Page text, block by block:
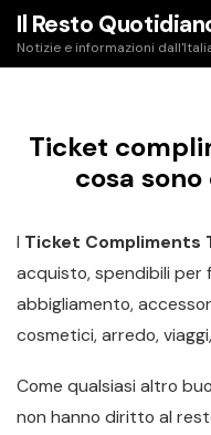
Skip
content
Il Resto
Notizie e informazioni
Ticket
cosa
I Ticket Compliments
acquisto, spendibili per
abbigliamento,
cosmetici, arredo,
Come qualsiasi altro
non hanno diritto al